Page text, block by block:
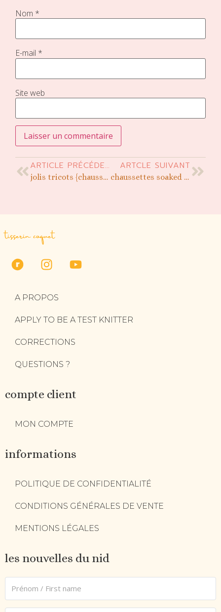
Nom *
E-mail *
Site web
ARTICLE PRÉCÉDENT
jolis tricots {chaussettes unies}
ARTCLE SUIVANT
chaussettes soaked to the skin, patron gratuit
tisserin coquet
A PROPOS
APPLY TO BE A TEST KNITTER
CORRECTIONS
QUESTIONS ?
compte client
MON COMPTE
informations
POLITIQUE DE CONFIDENTIALITÉ
CONDITIONS GÉNÉRALES DE VENTE
MENTIONS LÉGALES
les nouvelles du nid